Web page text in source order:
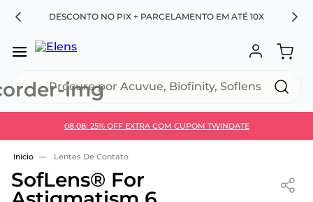
DESCONTO NO PIX + PARCELAMENTO EM ATÉ 10X
08.08: 25% OFF EXTRA COM CUPOM TWINDATE
Use 30HOJE e ganhe 30% OFF + economia extra no
Lentes De Contato
SofLens® For